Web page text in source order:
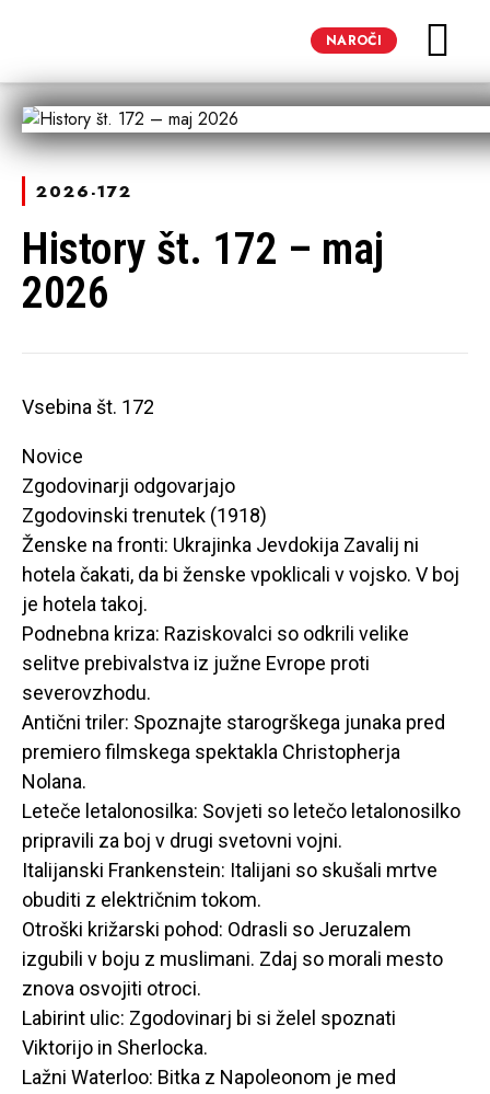
2026-172
History št. 172 – maj
2026
Vsebina št. 172
Novice
Zgodovinarji odgovarjajo
Zgodovinski trenutek (1918)
Ženske na fronti: Ukrajinka Jevdokija Zavalij ni
hotela čakati, da bi ženske vpoklicali v vojsko. V boj
je hotela takoj.
Podnebna kriza: Raziskovalci so odkrili velike
selitve prebivalstva iz južne Evrope proti
severovzhodu.
Antični triler: Spoznajte starogrškega junaka pred
premiero filmskega spektakla Christopherja
Nolana.
Leteče letalonosilka: Sovjeti so letečo letalonosilko
pripravili za boj v drugi svetovni vojni.
Italijanski Frankenstein: Italijani so skušali mrtve
obuditi z električnim tokom.
Otroški križarski pohod: Odrasli so Jeruzalem
izgubili v boju z muslimani. Zdaj so morali mesto
znova osvojiti otroci.
Labirint ulic: Zgodovinarj bi si želel spoznati
Viktorijo in Sherlocka.
Lažni Waterloo: Bitka z Napoleonom je med